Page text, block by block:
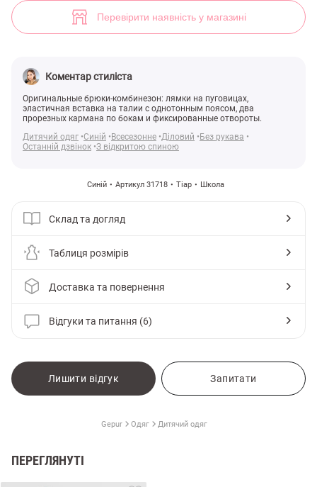
Перевірити наявність у магазині
Коментар стиліста
Оригинальные брюки-комбинезон: лямки на пуговицах,
эластичная вставка на талии с однотонным поясом, два
прорезных кармана по бокам и фиксированные отвороты.
Дитячий одяг Синій Всесезонне Діловий
Без рукава
Останній дзвінок З відкритою спиною
Синій Артикул 31718 Тіар Школа
Склад та догляд
Таблиця розмірів
Доставка та повернення
Відгуки та питання (6)
Лишити відгук Запитати
Gepur Одяг Дитячий одяг
ПЕРЕГЛЯНУТІ
(арт. 31718) ♡ інтернет-магазин Gepur